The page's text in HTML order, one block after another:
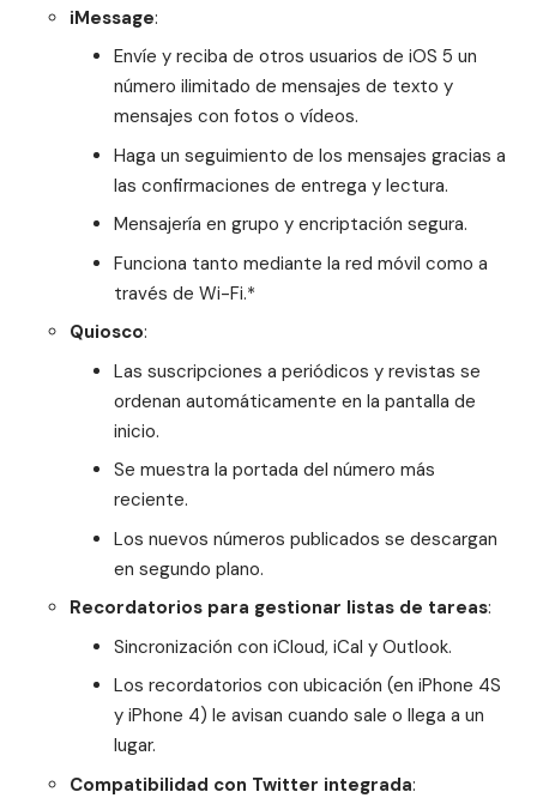
iMessage:
Envíe y reciba de otros usuarios de iOS 5 un
número ilimitado de mensajes de texto y
mensajes con fotos o vídeos.
Haga un seguimiento de los mensajes gracias a
las confirmaciones de entrega y lectura.
Mensajería en grupo y encriptación segura.
Funciona tanto mediante la red móvil como a
través de Wi-Fi.*
Quiosco:
Las suscripciones a periódicos y revistas se
ordenan automáticamente en la pantalla de
inicio.
Se muestra la portada del número más
reciente.
Los nuevos números publicados se descargan
en segundo plano.
Recordatorios para gestionar listas de tareas:
Sincronización con iCloud, iCal y Outlook.
Los recordatorios con ubicación (en iPhone 4S
y iPhone 4) le avisan cuando sale o llega a un
lugar.
Compatibilidad con Twitter integrada: